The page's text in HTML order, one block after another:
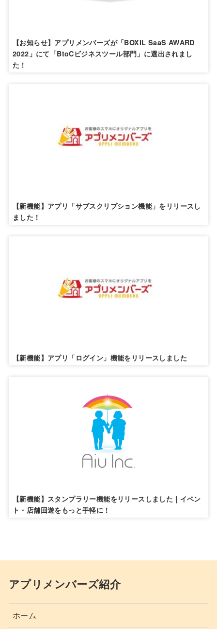
【お知らせ】アプリメンバーズが「BOXIL SaaS AWARD
2022」にて「BtoCビジネスツール部門」に選出されまし
た！
【新機能】アプリ「サブスクリプション機能」をリリースし
ました！
【新機能】アプリ「ログイン」機能をリリースしました
【新機能】スタンプラリー機能をリリースしました｜イベン
ト・店舗回遊をもっと手軽に！
アプリメンバーズ紹介
ホーム